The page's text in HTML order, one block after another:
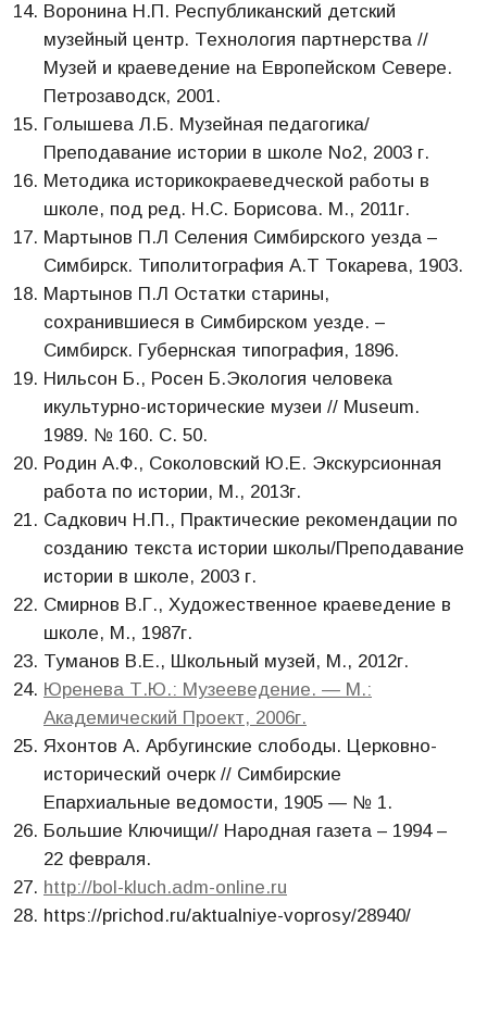
Воронина Н.П. Республиканский детский
музейный центр. Технология партнерства //
Музей и краеведение на Европейском Севере.
Петрозаводск, 2001.
Голышева Л.Б. Музейная педагогика/
Преподавание истории в школе No2, 2003 г.
Методика историкокраеведческой работы в
школе, под ред. Н.С. Борисова. М., 2011г.
Мартынов П.Л Селения Симбирского уезда –
Симбирск. Типолитография А.Т Токарева, 1903.
Мартынов П.Л Остатки старины,
сохранившиеся в Симбирском уезде. –
Симбирск. Губернская типография, 1896.
Нильсон Б., Росен Б.Экология человека
икультурно-исторические музеи // Museum.
1989. № 160. С. 50.
Родин А.Ф., Соколовский Ю.Е. Экскурсионная
работа по истории, М., 2013г.
Садкович Н.П., Практические рекомендации по
созданию текста истории школы/Преподавание
истории в школе, 2003 г.
Смирнов В.Г., Художественное краеведение в
школе, М., 1987г.
Туманов В.Е., Школьный музей, М., 2012г.
Юренева Т.Ю.: Музееведение. — М.:
Академический Проект, 2006г.
Яхонтов А. Арбугинские слободы. Церковно-
исторический очерк // Симбирские
Епархиальные ведомости, 1905 — № 1.
Большие Ключищи// Народная газета – 1994 –
22 февраля.
http://bol-kluch.adm-online.ru
https://prichod.ru/aktualniye-voprosy/28940/